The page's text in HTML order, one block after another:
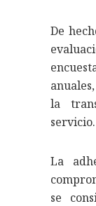
De
la
servicio.
La
se